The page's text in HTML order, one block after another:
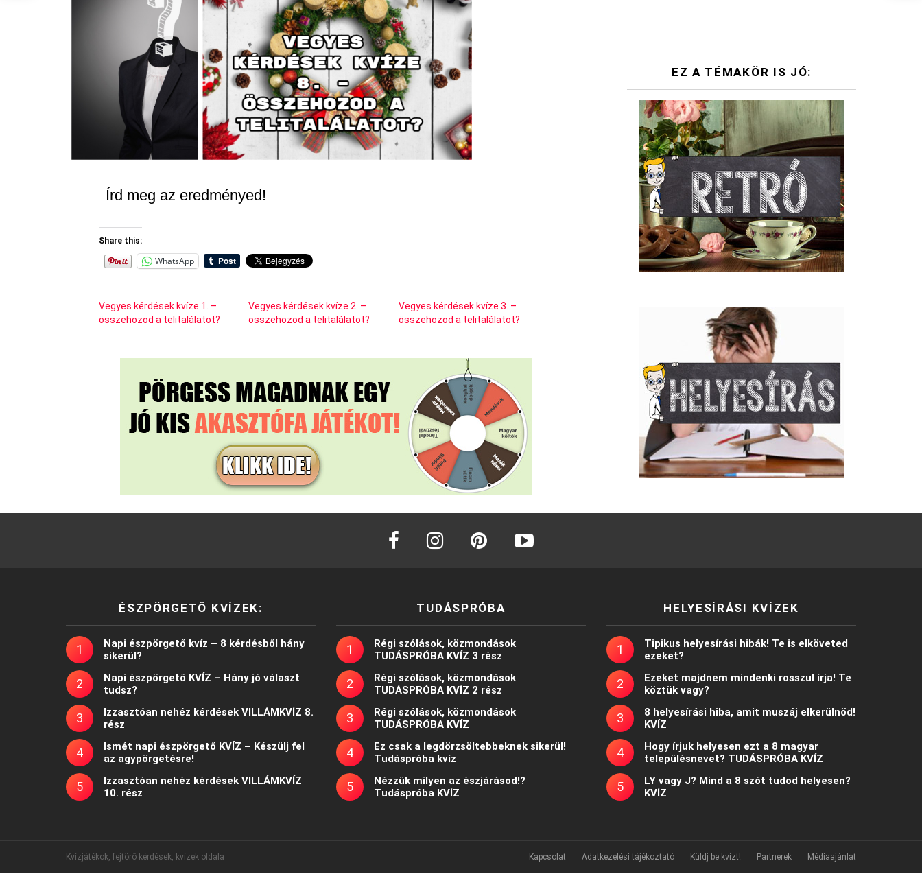
Írd meg az eredményed!
Share this:
WhatsApp
Vegyes kérdések kvíze 1. –
összehozod a telitalálatot?
Vegyes kérdések kvíze 2. –
összehozod a telitalálatot?
Vegyes kérdések kvíze 3. –
összehozod a telitalálatot?
EZ A TÉMAKÖR IS JÓ:
facebook instagram
ÉSZPÖRGETŐ KVÍZEK:
Napi észpörgető kvíz – 8 kérdésből hány
sikerül?
Napi észpörgető KVÍZ – Hány jó választ
tudsz?
Izzasztóan nehéz kérdések VILLÁMKVÍZ 8.
rész
Ismét napi észpörgető KVÍZ – Készülj fel
az agypörgetésre!
Izzasztóan nehéz kérdések VILLÁMKVÍZ
10. rész
TUDÁSPRÓBA
Régi szólások, közmondások
TUDÁSPRÓBA KVÍZ 3 rész
Régi szólások, közmondások
TUDÁSPRÓBA KVÍZ 2 rész
Régi szólások, közmondások
TUDÁSPRÓBA KVÍZ
Ez csak a legdörzsöltebbeknek sikerül!
Tudáspróba kvíz
Nézzük milyen az észjárásod!?
Tudáspróba KVÍZ
HELYESÍRÁSI KVÍZEK
Tipikus helyesírási hibák! Te is elköveted
ezeket?
Ezeket majdnem mindenki rosszul írja! Te
köztük vagy?
8 helyesírási hiba, amit muszáj elkerülnöd!
KVÍZ
Hogy írjuk helyesen ezt a 8 magyar
településnevet? TUDÁSPRÓBA KVÍZ
LY vagy J? Mind a 8 szót tudod helyesen?
KVÍZ
Kvízjátékok, fejtörő kérdések, kvízek oldala Kapcsolat Adatkezelési tájékoztató Küldj be kvízt! Partnerek Médiaajánlat